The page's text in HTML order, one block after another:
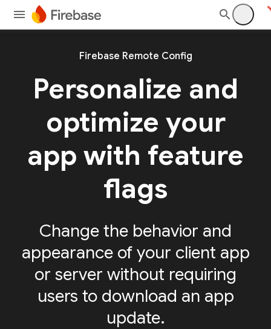
Firebase Remote Config
Personalize and
optimize your
app with feature
flags
Change the behavior and
appearance of your client app
or server without requiring
users to download an app
update.